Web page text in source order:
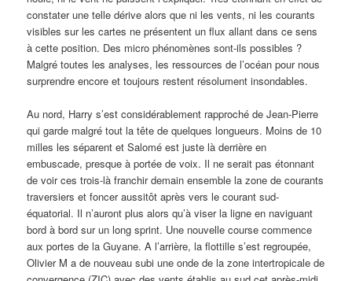
constater une telle dérive alors que ni les vents, ni les courants
visibles sur les cartes ne présentent un flux allant dans ce sens
à cette position. Des micro phénomènes sont-ils possibles ?
Malgré toutes les analyses, les ressources de l’océan pour nous
surprendre encore et toujours restent résolument insondables.
Au nord, Harry s’est considérablement rapproché de Jean-Pierre
qui garde malgré tout la tête de quelques longueurs. Moins de 10
milles les séparent et Salomé est juste là derrière en
embuscade, presque à portée de voix. Il ne serait pas étonnant
de voir ces trois-là franchir demain ensemble la zone de courants
traversiers et foncer aussitôt après vers le courant sud-
équatorial. Il n’auront plus alors qu’à viser la ligne en naviguant
bord à bord sur un long sprint. Une nouvelle course commence
aux portes de la Guyane. A l’arrière, la flottille s’est regroupée,
Olivier M a de nouveau subi une onde de la zone intertropicale de